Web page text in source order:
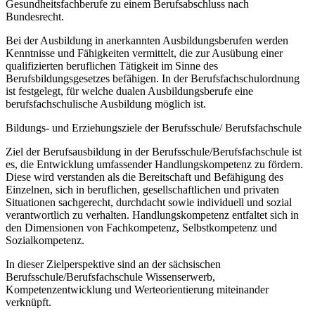
Gesundheitsfachberufe zu einem Berufsabschluss nach
Bundesrecht.
Bei der Ausbildung in anerkannten Ausbildungsberufen werden
Kenntnisse und Fähigkeiten vermittelt, die zur Ausübung einer
qualifizierten beruflichen Tätigkeit im Sinne des
Berufsbildungsgesetzes befähigen. In der Berufsfachschulordnung
ist festgelegt, für welche dualen Ausbildungsberufe eine
berufsfachschulische Ausbildung möglich ist.
Bildungs- und Erziehungsziele der Berufsschule/ Berufsfachschule
Ziel der Berufsausbildung in der Berufsschule/Berufsfachschule ist
es, die Entwicklung umfassender Handlungskompetenz zu fördern.
Diese wird verstanden als die Bereitschaft und Befähigung des
Einzelnen, sich in beruflichen, gesellschaftlichen und privaten
Situationen sachgerecht, durchdacht sowie individuell und sozial
verantwortlich zu verhalten. Handlungskompetenz entfaltet sich in
den Dimensionen von Fachkompetenz, Selbstkompetenz und
Sozialkompetenz.
In dieser Zielperspektive sind an der sächsischen
Berufsschule/Berufsfachschule Wissenserwerb,
Kompetenzentwicklung und Werteorientierung miteinander
verknüpft.